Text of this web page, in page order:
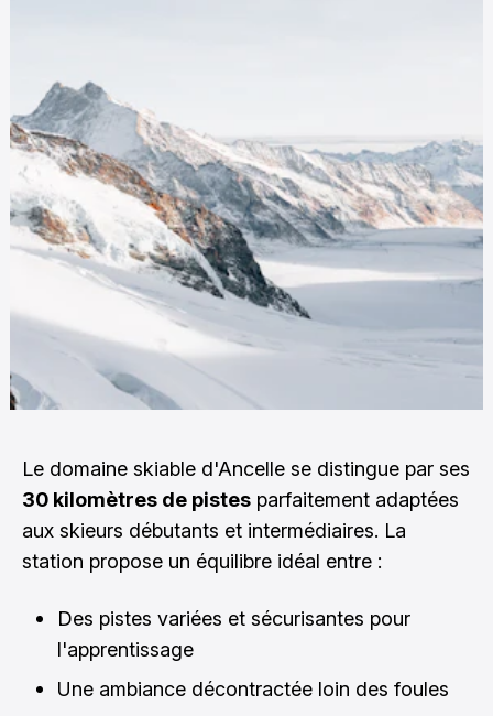
Le domaine skiable d'Ancelle se distingue par ses
30 kilomètres de pistes parfaitement adaptées
aux skieurs débutants et intermédiaires. La
station propose un équilibre idéal entre :
Des pistes variées et sécurisantes pour
l'apprentissage
Une ambiance décontractée loin des foules